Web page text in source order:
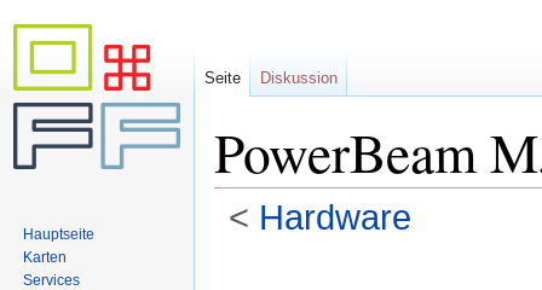
PowerBeam
< Hardware
Seite Diskussion
Hauptseite
Karten
Services